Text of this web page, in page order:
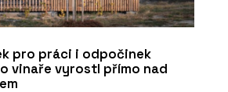
pro práci i odpočinek
vinaře vyrostl přímo nad